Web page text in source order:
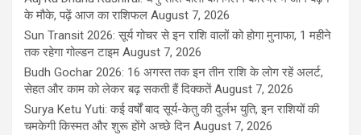
के मौके, पढ़ें आज का राशिफल August 7, 2026
Sun Transit 2026: सूर्य गोचर से इन राशि वालों को होगा मुनाफा, 1 महीने
तक रहेगा गोल्डन टाइम August 7, 2026
Budh Gochar 2026: 16 अगस्त तक इन तीन राशि के लोग रहें अलर्ट,
सेहत और काम को लेकर बढ़ सकती हैं दिक्कतें August 7, 2026
Surya Ketu Yuti: कई वर्षों बाद सूर्य-केतु की दुर्लभ युति, इन राशियों की
चमकेगी किस्मत और शुरू होंगे अच्छे दिन August 7, 2026